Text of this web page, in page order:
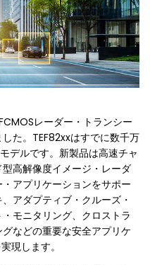
レーダー・トランシー
た。TEF82xxはすでに数千万
デルです。新製品は高速チャ
高解像度イメージ・レーダ
アプリケーションをサポー
アダプティブ・クルーズ・
モニタリング、クロストラ
などの重要な安全アプリケ
現します。